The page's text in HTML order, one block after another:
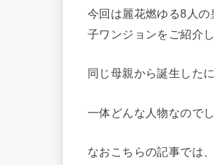
今回は麗花燃ゆる8人
子ワンジョンをご紹介
同じ母親から誕生した
一体どんな人物なので
なおこちらの記事では